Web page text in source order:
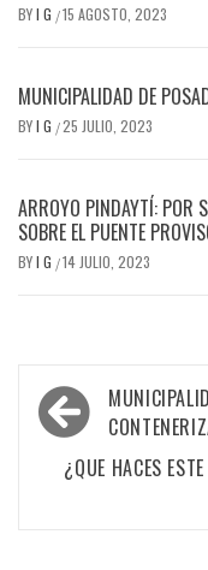
BYI G /15 AGOSTO, 2023
MUNICIPALIDAD DE
BYI G /25 JULIO, 2023
ARROYO PINDAYTÍ: POR
SOBRE EL PUENTE
BYI G /14 JULIO, 2023
Navegación
de
entradas
¿QUE HACES